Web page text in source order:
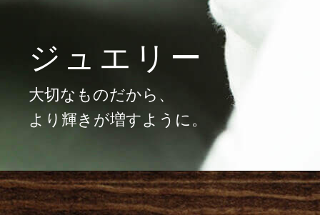
ジュエリー
大切なものだから、
より輝きが増すように。